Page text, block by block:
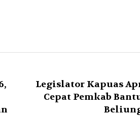
Legislator Kapuas
Cepat Pemkab